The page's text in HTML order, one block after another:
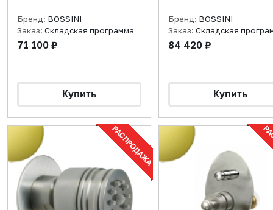
Бренд: BOSSINI
Заказ: Складская программа
71 100 ₽
Бренд: BOSSINI
Заказ: Складская
84 420 ₽